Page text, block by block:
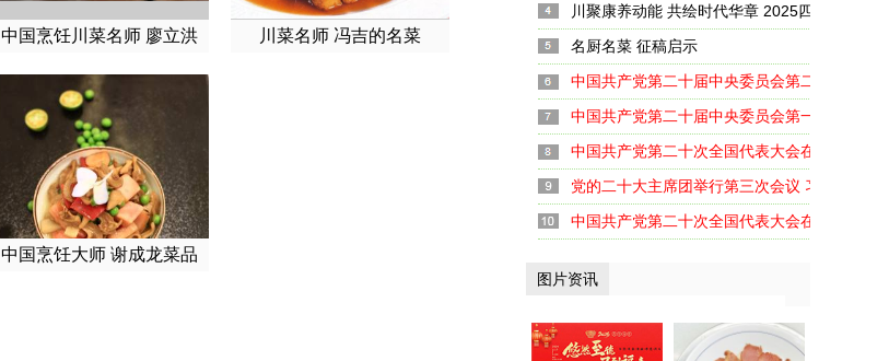
川聚康养动能 共绘时代华章 2025四川养生产
大启幕名厨名菜 征稿启示
中国共产党第二十届中央委员会第二次全体会
中国共产党第二十届中央委员会第一次全体会
中国共产党第二十次全国代表大会在京闭幕
党的二十大主席团举行第三次会议 习近平主持
中国共产党第二十次全国代表大会在京开幕
图片资讯
中国烹饪川菜名师 廖立洪
川菜名师 冯吉的名菜
中国烹饪大师 谢成龙菜品